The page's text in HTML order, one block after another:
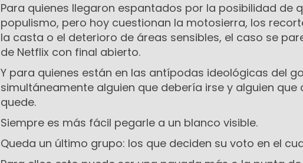
Para quienes llegaron espantados por la posibilidad de
populismo, pero hoy cuestionan la motosierra, los
la casta o el deterioro de áreas sensibles, el caso se
de Netflix con final abierto.
Y para quienes están en las antípodas ideológicas del
simultáneamente alguien que debería irse y alguien que
quede.
Siempre es más fácil pegarle a un blanco visible.
Queda un último grupo: los que deciden su voto en el